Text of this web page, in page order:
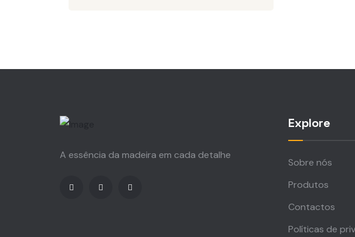
A essência da madeira em cada detalhe
Explore
Sobre nós
Produtos
Contactos
Políticas de